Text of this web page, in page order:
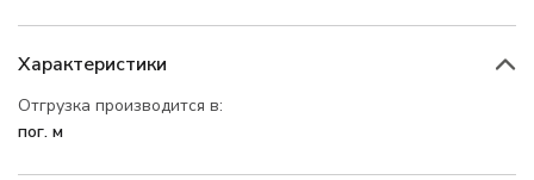
Характеристики
Отгрузка производится в:
пог. м